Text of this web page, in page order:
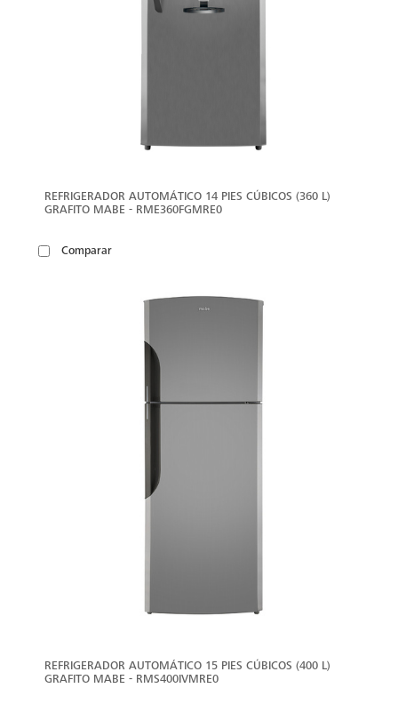
REFRIGERADOR AUTOMÁTICO 14 PIES CÚBICOS (360 L)
GRAFITO MABE - RME360FGMRE0
Comparar
REFRIGERADOR AUTOMÁTICO 15 PIES CÚBICOS (400 L)
GRAFITO MABE - RMS400IVMRE0